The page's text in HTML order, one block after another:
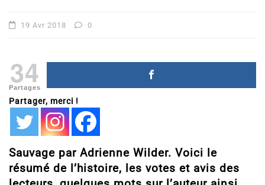
19 Avr 2018 0
34
Partages
Partager, merci !
Sauvage par Adrienne Wilder. Voici le
résumé de l’histoire, les votes et avis des